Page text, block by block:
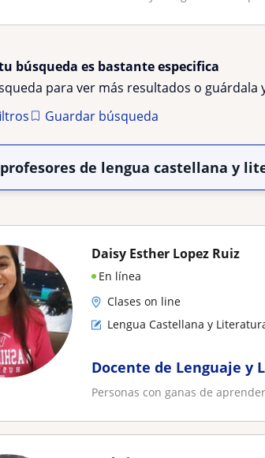
búsqueda es bastante especifica
para ver más resultados o
Guardar búsqueda
profesores de lengua castellana y
Daisy Esther Lopez Ruiz
En línea
Clases on line
Lengua Castellana y
Docente de Lenguaje y
Personas con ganas de